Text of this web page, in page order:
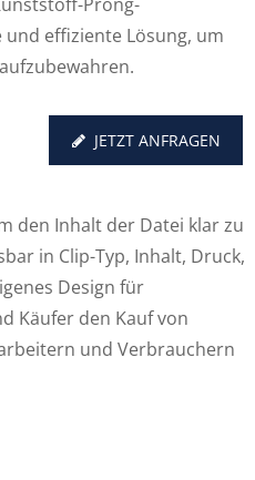
effiziente Lösung, um
JETZT ANFRAGEN
den Inhalt der Datei klar zu
in Clip-Typ, Inhalt, Druck,
Design für
Käufer den Kauf von
und Verbrauchern